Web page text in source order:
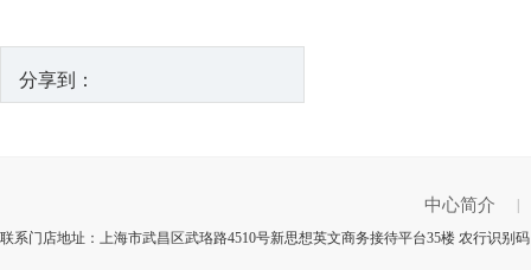
分享到：
中心简介
联系门店地址：上海市武昌区武珞路4510号新思想英文商务接待平台35楼 农行识别